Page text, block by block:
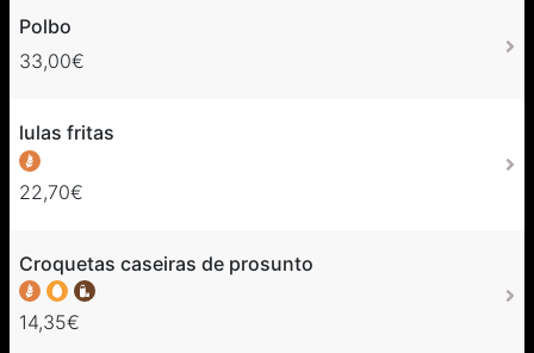
Polbo
33,00€
lulas fritas
22,70€
Croquetas caseiras de prosunto
14,35€